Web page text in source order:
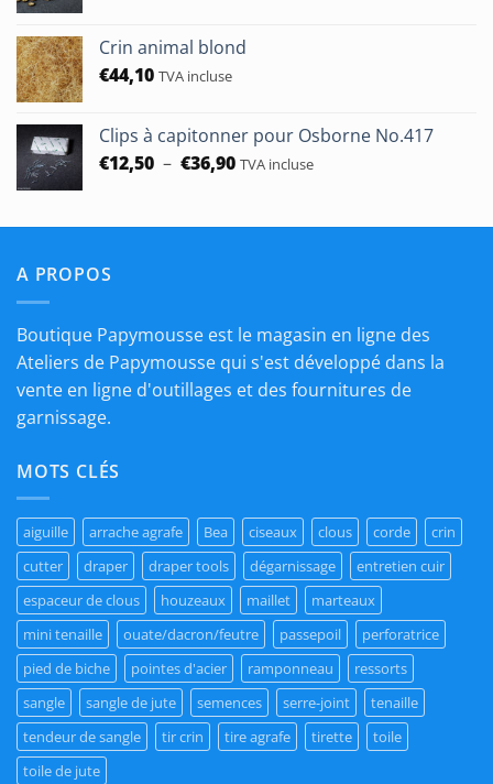
€14,90
Crin animal blond
€44,10 TVA incluse
Clips à capitonner pour Osborne No.417
€12,50 – €36,90Plage
€12,50
TVA incluse
A PROPOS
Boutique Papymousse est le magasin en ligne des
Ateliers de Papymousse qui s'est développé dans la
vente en ligne d'outillages et des fournitures de
garnissage.
MOTS CLÉS
aiguille arrache agrafe Bea ciseaux clous corde
crin
cutter
draper draper tools dégarnissage
entretien cuir
espaceur de clous
houzeaux maillet
marteaux
mini tenaille
ouate/dacron/feutre passepoil
perforatrice
pied de biche
pointes d'acier ramponneau
ressorts
sangle
sangle de jute semences serre-joint
tenaille
tendeur de sangle
tir crin tire agrafe tirette
toile
toile de jute